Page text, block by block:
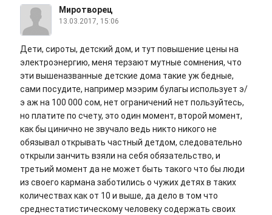
Миротворец
13.03.2017, 15:06
Дети, сироты, детский дом, и тут повышение цены на
электроэнергию, меня терзают мутные сомнения, что
эти вышеназванные детские дома такие уж бедные,
сами посудите, например мээрим булагы использует э/
э аж на 100 000 сом, нет ограничений нет пользуйтесь,
но платите по счету, это один момент, второй момент,
как бы цинично не звучало ведь никто никого не
обязывал открывать частный детдом, следовательно
открыли занчить взяли на себя обязательство, и
третьий момент да не может быть такого что бы люди
из своего кармана заботились о чужих детях в таких
количествах как от 10 и выше, да дело в том что
среднестатистическому человеку содержать своих